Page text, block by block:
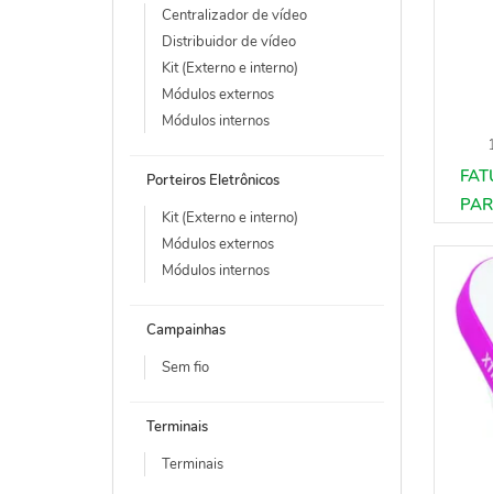
Centralizador de vídeo
Distribuidor de vídeo
Kit (Externo e interno)
Módulos externos
Módulos internos
Porteiros Eletrônicos
Kit (Externo e interno)
Módulos externos
Módulos internos
Campainhas
Sem fio
Terminais
Terminais